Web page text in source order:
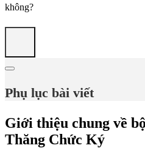
không?
Phụ lục bài viết
Giới thiệu chung về
Thăng Chức Ký